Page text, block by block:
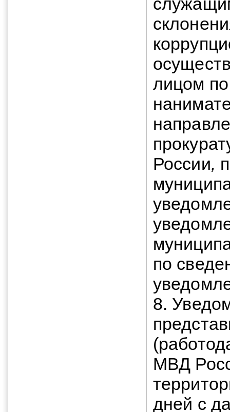
лицом
России,
по
8.
МВД
дней с